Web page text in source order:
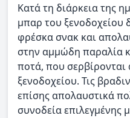
Κατά τη διάρκεια της
μπαρ του ξενοδοχείου
φρέσκα σνακ και
στην αμμώδη παραλία
ποτά, που
ξενοδοχείου. Τις
επίσης απολαυστικά
συνοδεία επιλεγμένης